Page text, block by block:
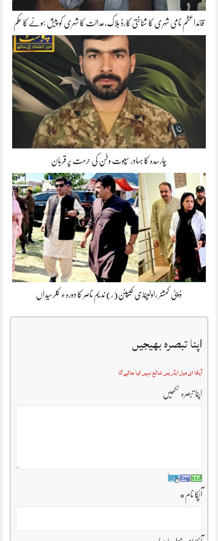
قائداعظم نامی شہری کا شناختی کارڈ بلاک،عدالت کا شہری کو پیش ہونے کا حکم
چارسدہ کا بہادر سپوت وطن کی حرمت پر قربان
ڈپٹی کمشنر راولپنڈی کیپٹن(ر) ندیم ناصر کا دورہء کلرسیداں
اپنا تبصرہ بھیجیں
آپکا ای میل ایڈریس شائع نہیں کیا جائے گا
اپنا تبصرہ لکھیں
آپکا نام*